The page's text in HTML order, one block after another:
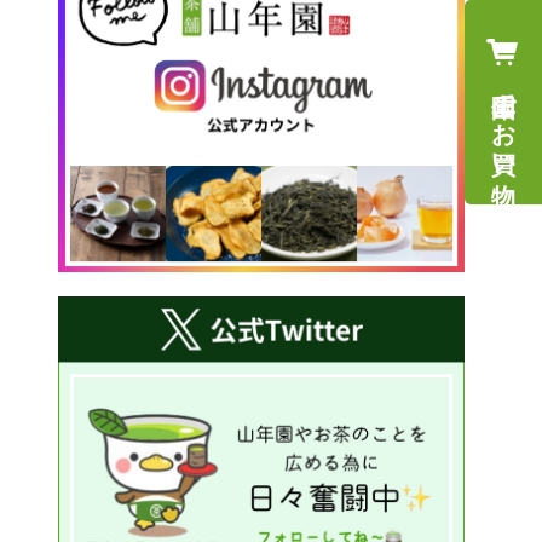
山年園でお買い物